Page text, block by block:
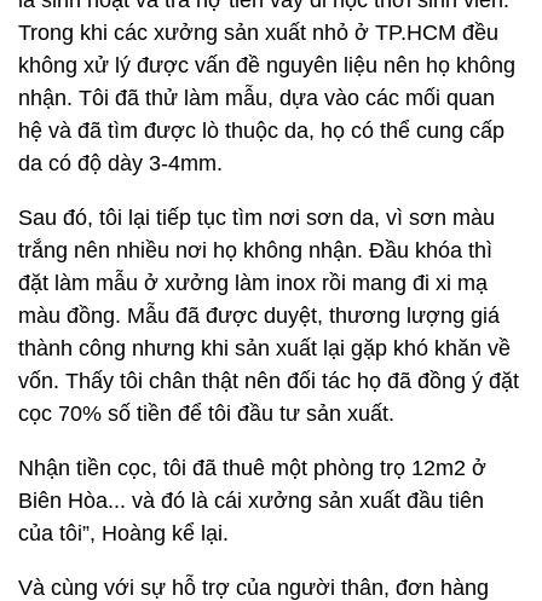
Trong khi các xưởng sản xuất nhỏ ở TP.HCM đều
không xử lý được vấn đề nguyên liệu nên họ không
nhận. Tôi đã thử làm mẫu, dựa vào các mối quan
hệ và đã tìm được lò thuộc da, họ có thể cung cấp
da có độ dày 3-4mm.
Sau đó, tôi lại tiếp tục tìm nơi sơn da, vì sơn màu
trắng nên nhiều nơi họ không nhận. Đầu khóa thì
đặt làm mẫu ở xưởng làm inox rồi mang đi xi mạ
màu đồng. Mẫu đã được duyệt, thương lượng giá
thành công nhưng khi sản xuất lại gặp khó khăn về
vốn. Thấy tôi chân thật nên đối tác họ đã đồng ý đặt
cọc 70% số tiền để tôi đầu tư sản xuất.
Nhận tiền cọc, tôi đã thuê một phòng trọ 12m2 ở
Biên Hòa... và đó là cái xưởng sản xuất đầu tiên
của tôi”, Hoàng kể lại.
Và cùng với sự hỗ trợ của người thân, đơn hàng